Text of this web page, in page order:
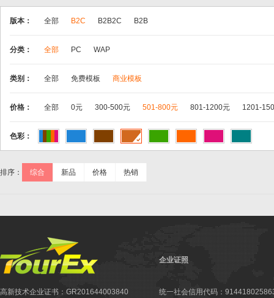
版本： 全部 B2C B2B2C B2B
分类： 全部 PC WAP
类别： 全部 免费模板 商业模板
价格： 全部 0元 300-500元 501-800元 801-1200元 1201-
色彩：
排序： 综合 新品 价格 热销
高新技术企业证书：GR201644003840
企业证照
统一社会信用代码：